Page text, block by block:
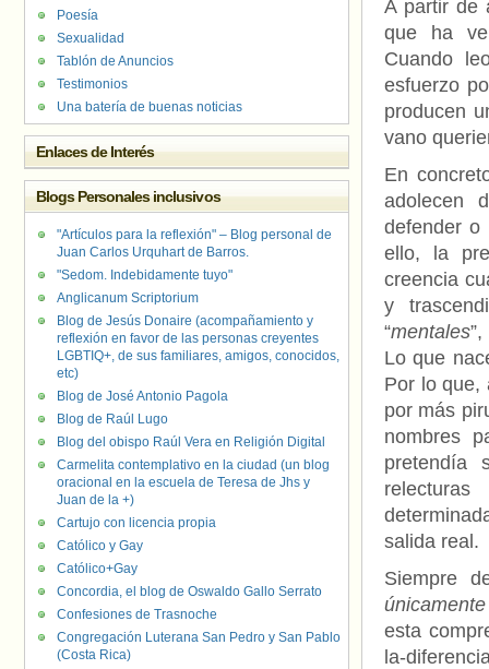
A partir de
que ha
Cuando
esfuerzo
producen
vano
En
adolecen
defender o
ello, la
creencia
y
“mentales
Lo que
Por lo que,
por más
nombres
pretendía
salida real.
Siempre
esta
la-
Poesía
Sexualidad
Tablón de Anuncios
Testimonios
Una batería de buenas noticias
Enlaces de Interés
Blogs Personales inclusivos
"Artículos para la reflexión" – Blog personal de
Juan Carlos Urquhart de Barros.
"Sedom. Indebidamente tuyo"
Anglicanum Scriptorium
Blog de Jesús Donaire (acompañamiento y
reflexión en favor de las personas creyentes
LGBTIQ+, de sus familiares, amigos, conocidos,
etc)
Blog de José Antonio Pagola
Blog de Raúl Lugo
Blog del obispo Raúl Vera en Religión Digital
Carmelita contemplativo en la ciudad (un blog
oracional en la escuela de Teresa de Jhs y
Juan de la +)
Cartujo con licencia propia
Católico y Gay
Católico+Gay
Concordia, el blog de Oswaldo Gallo Serrato
Confesiones de Trasnoche
Congregación Luterana San Pedro y San Pablo
(Costa Rica)